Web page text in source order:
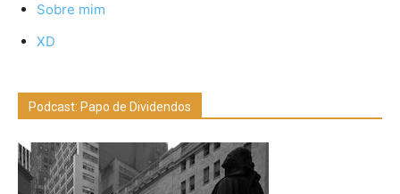
Sobre mim
XD
Podcast: Papo de Dividendos